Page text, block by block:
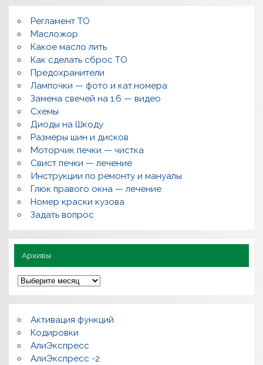
о
к
и
р
е
м
о
н
т
,
в
о
р
о
ы
,
о
л
з
Регламент ТО
Масложор
Какое масло лить
Как сделать сброс ТО
Предохранители
Лампочки — фото и кат.номера
Замена свечей на 1.6 — видео
Схемы
Диоды на Шкоду
Размеры шин и дисков
Моторчик печки — чистка
Свист печки — лечение
Инструкции по ремонту и мануалы
Глюк правого окна — лечение
Номер краски кузова
Задать вопрос
Архивы
А
р
х
и
ы
Активация функций
Кодировки
АлиЭкспресс
АлиЭкспресс -2